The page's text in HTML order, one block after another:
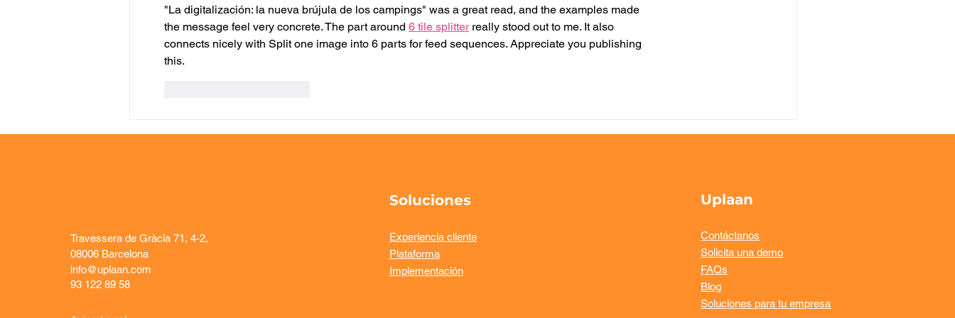
eficiente
eficiencia y mejor
huésped
"La digitalización: la nueva brújula de los campings" was a great read, and the examples made
the message feel very concrete. The part around 6 tile splitter really stood out to me. It also
connects nicely with Split one image into 6 parts for feed sequences. Appreciate you publishing
this.
Travessera de Gràcia 71, 4-2,
08006 Barcelona
info@uplaan.com
93 122 89 58
Soluciones
Experiencia cliente
Plataforma
Implementación
Uplaan
Contáctanos
Solicita una demo
FAQs
Blog
Soluciones para tu empresa